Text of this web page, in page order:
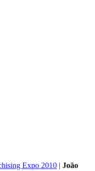
Expo 2010 | João